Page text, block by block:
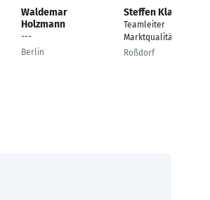
Waldemar
Holzmann
---
Berlin
Steffen Klar
Teamleiter
Marktqualität - DACH
Roßdorf